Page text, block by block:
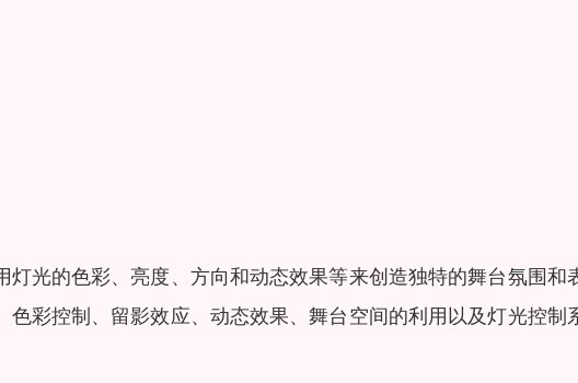
光的色彩、亮度、方向和动态效果等来创造独特的舞台氛围和
彩控制、留影效应、动态效果、舞台空间的利用以及灯光控制